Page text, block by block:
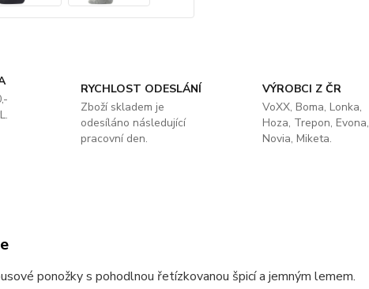
RYCHLOST ODESLÁNÍ
Zboží skladem je
odesíláno následující
pracovní den.
VÝROBCI Z ČR
VoXX, Boma, Lonka,
Hoza, Trepon, Evona,
Novia, Miketa.
ponožky s pohodlnou řetízkovanou špicí a jemným lemem.